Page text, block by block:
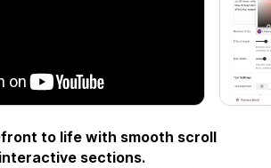
to life with smooth scroll
sections.